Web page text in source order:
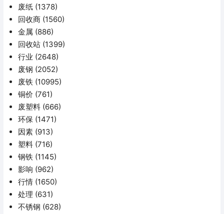
废纸 (1378)
回收商 (1560)
金属 (886)
回收站 (1399)
行业 (2648)
废钢 (2052)
废铁 (10995)
铜价 (761)
废塑料 (666)
环保 (1471)
因素 (913)
塑料 (716)
钢铁 (1145)
影响 (962)
行情 (1650)
处理 (631)
不锈钢 (628)